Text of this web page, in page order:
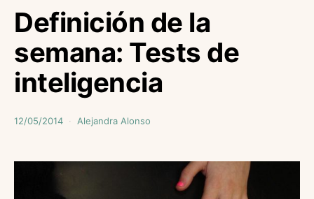
Definición de la
semana: Tests de
inteligencia
12/05/2014 Alejandra Alonso